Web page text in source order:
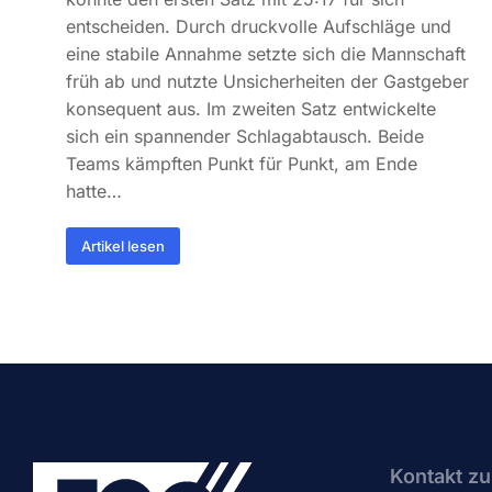
entscheiden. Durch druckvolle Aufschläge und
eine stabile Annahme setzte sich die Mannschaft
früh ab und nutzte Unsicherheiten der Gastgeber
konsequent aus. Im zweiten Satz entwickelte
sich ein spannender Schlagabtausch. Beide
Teams kämpften Punkt für Punkt, am Ende
hatte…
Artikel lesen
Kontakt